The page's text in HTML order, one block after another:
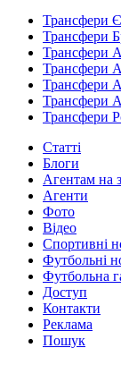
Трансфери
Трансфери
Трансфери
Трансфери
Трансфери
Трансфери
Трансфери
Статті
Блоги
Агентам на
Агенти
Фото
Відео
Спортивні
Футбольні
Футбольна
Доступ
Контакти
Реклама
Пошук